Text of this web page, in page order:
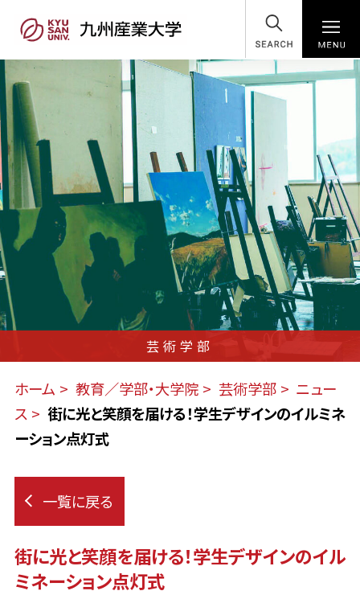
SEARCH
芸術学部
ホーム 教育／学部・大学院 芸術学部
ニュー
ス
街に光と笑顔を届ける！学生デザインのイルミネ
ーション点灯式
一覧に戻る
街に光と笑顔を届ける！学生デザインのイル
ミネーション点灯式